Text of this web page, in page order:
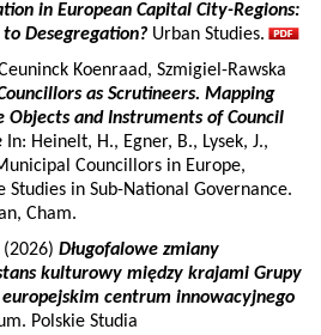
in European Capital City-Regions:
Desegregation? Urban Studies.
Koenraad, Szmigiel-Rawska
as Scrutineers. Mapping
Objects and Instruments of Council
In: Heinelt, H., Egner, B., Lysek, J.,
Councillors in Europe,
Studies in Sub-National Governance.
Cham.
(2026) Długofalowe zmiany
kulturowy między krajami Grupy
centrum innowacyjnego
Polskie Studia